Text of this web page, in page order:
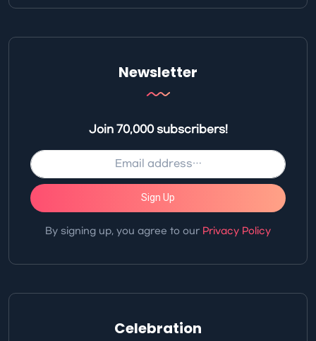
Newsletter
Join 70,000 subscribers!
Sign Up
By signing up, you agree to our Privacy Policy
Celebration